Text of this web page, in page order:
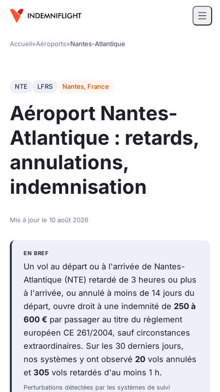
Accueil»Aéroports»Nantes-Atlantique
NTE LFRS Nantes, France
Aéroport Nantes-
Atlantique : retards,
annulations,
indemnisation
Mis à jour le 10 août 2026
EN BREF
Un vol au départ ou à l'arrivée de Nantes-
Atlantique (NTE) retardé de 3 heures ou plus
à l'arrivée, ou annulé à moins de 14 jours du
départ, ouvre droit à une indemnité de 250 à
600 € par passager au titre du règlement
européen CE 261/2004, sauf circonstances
extraordinaires. Sur les 30 derniers jours,
nos systèmes y ont observé 20 vols annulés
et 305 vols retardés d'au moins 1 h.
Perturbations détectées par les systèmes de suivi